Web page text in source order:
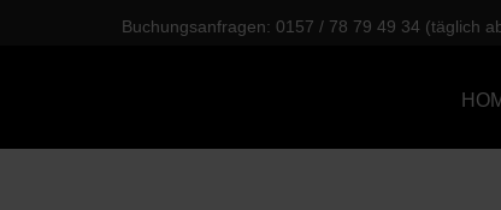
Buchungsanfragen: 0157 / 78 79 49 34 (täglich